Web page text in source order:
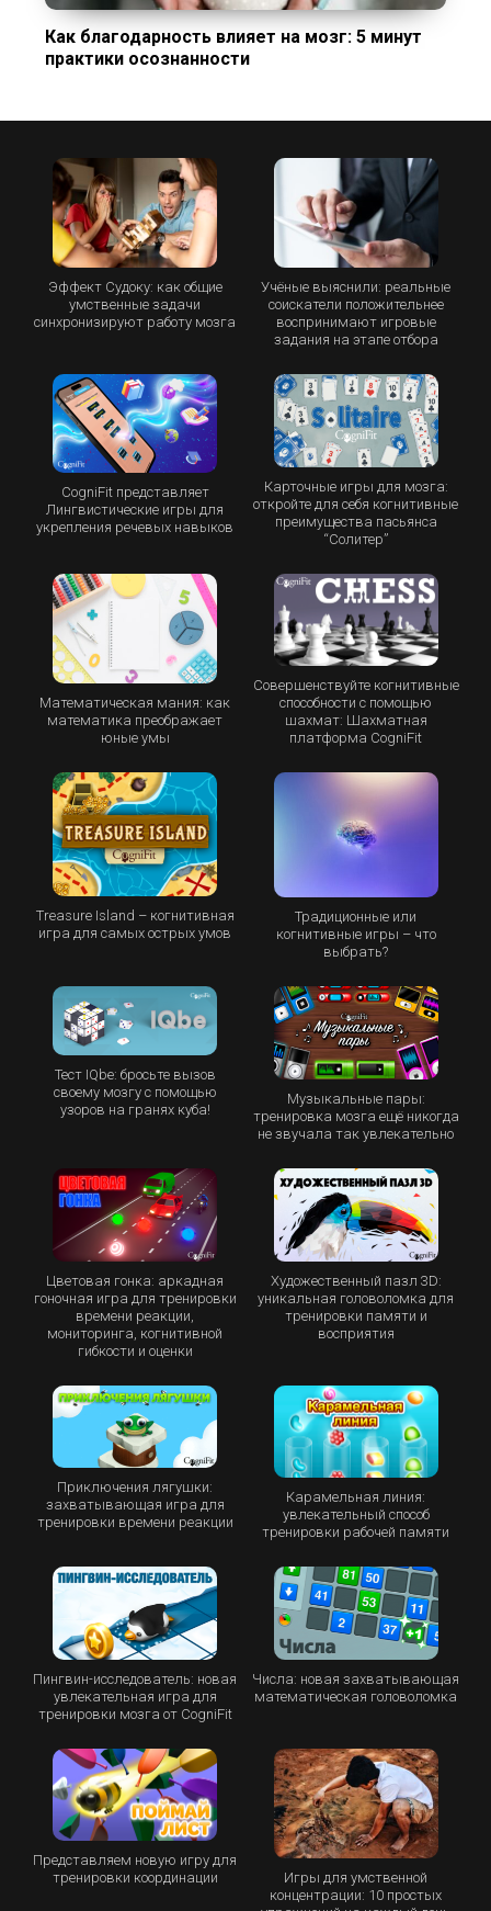
Как благодарность влияет на мозг: 5 минут
практики осознанности
Эффект Судоку: как общие
умственные задачи
синхронизируют работу мозга
Учёные выяснили: реальные
соискатели положительнее
воспринимают игровые
задания на этапе отбора
CogniFit представляет
Лингвистические игры для
укрепления речевых навыков
Карточные игры для мозга:
откройте для себя когнитивные
преимущества пасьянса
“Cолитер”
Математическая мания: как
математика преображает
юные умы
Совершенствуйте когнитивные
способности с помощью
шахмат: Шахматная
платформа CogniFit
Treasure Island – когнитивная
игра для самых острых умов
Традиционные или
когнитивные игры – что
выбрать?
Тест IQbe: бросьте вызов
своему мозгу с помощью
узоров на гранях куба!
Музыкальные пары:
тренировка мозга ещё никогда
не звучала так увлекательно
Цветовая гонка: аркадная
гоночная игра для тренировки
времени реакции,
мониторинга, когнитивной
гибкости и оценки
Художественный пазл 3D:
уникальная головоломка для
тренировки памяти и
восприятия
Приключения лягушки:
захватывающая игра для
тренировки времени реакции
Карамельная линия:
увлекательный способ
тренировки рабочей памяти
Пингвин-исследователь: новая
увлекательная игра для
тренировки мозга от CogniFit
Числа: новая захватывающая
математическая головоломка
Представляем новую игру для
тренировки координации
Игры для умственной
концентрации: 10 простых